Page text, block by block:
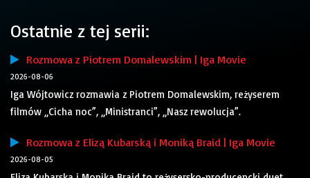
Ostatnie z tej serii:
Rozmowa z Piotrem Domalewskim | Iga Movie
2026-08-06
Iga Wójtowicz rozmawia z Piotrem Domalewskim, reżyserem
filmów „Cicha noc”, „Ministranci”, „Nasz rewolucja”.
Rozmowa z Elizą Kubarską i Moniką Braid | Iga Movie
2026-08-05